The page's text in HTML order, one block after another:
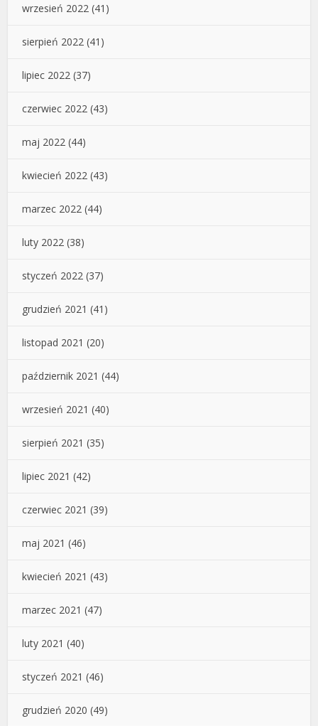
wrzesień 2022 (41)
sierpień 2022 (41)
lipiec 2022 (37)
czerwiec 2022 (43)
maj 2022 (44)
kwiecień 2022 (43)
marzec 2022 (44)
luty 2022 (38)
styczeń 2022 (37)
grudzień 2021 (41)
listopad 2021 (20)
październik 2021 (44)
wrzesień 2021 (40)
sierpień 2021 (35)
lipiec 2021 (42)
czerwiec 2021 (39)
maj 2021 (46)
kwiecień 2021 (43)
marzec 2021 (47)
luty 2021 (40)
styczeń 2021 (46)
grudzień 2020 (49)